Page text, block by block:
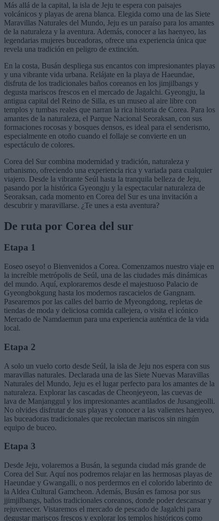
Más allá de la capital, la isla de Jeju te espera con paisajes
volcánicos y playas de arena blanca. Elegida como una de las Siete
Maravillas Naturales del Mundo, Jeju es un paraíso para los amantes
de la naturaleza y la aventura. Además, conocer a las haenyeo, las
legendarias mujeres buceadoras, ofrece una experiencia única que
revela una tradición en peligro de extinción.
En la costa, Busán despliega sus encantos con impresionantes playas
y una vibrante vida urbana. Relájate en la playa de Haeundae,
disfruta de los tradicionales baños coreanos en los jimjilbangs y
degusta mariscos frescos en el mercado de Jagalchi. Gyeongju, la
antigua capital del Reino de Silla, es un museo al aire libre con
templos y tumbas reales que narran la rica historia de Corea. Para los
amantes de la naturaleza, el Parque Nacional Seoraksan, con sus
formaciones rocosas y bosques densos, es ideal para el senderismo,
especialmente en otoño cuando el follaje se convierte en un
espectáculo de colores.
Corea del Sur combina modernidad y tradición, naturaleza y
urbanismo, ofreciendo una experiencia rica y variada para cualquier
viajero. Desde la vibrante Seúl hasta la tranquila belleza de Jeju,
pasando por la histórica Gyeongju y la espectacular naturaleza de
Seoraksan, cada momento en Corea del Sur es una invitación a
descubrir y maravillarse. ¿Te unes a esta aventura?
De ruta por Corea del sur
Etapa 1
Eoseo oseyo! o Bienvenidos a Corea. Comenzamos nuestro viaje en
la increíble metrópolis de Seúl, una de las ciudades más dinámicas
del mundo. Aquí, exploraremos desde el majestuoso Palacio de
Gyeongbokgung hasta los modernos rascacielos de Gangnam.
Pasearemos por las calles del barrio de Myeongdong, repletas de
tiendas de moda y deliciosa comida callejera, o visita el icónico
Mercado de Namdaemun para una experiencia auténtica de la vida
local.
Etapa 2
A solo un vuelo corto desde Seúl, la isla de Jeju nos espera con sus
maravillas naturales. Declarada una de las Siete Nuevas Maravillas
Naturales del Mundo, Jeju es el lugar perfecto para los amantes de la
naturaleza. Explorar las cascadas de Cheonjeyeon, las cuevas de
lava de Manjanggul y los impresionantes acantilados de Jusangjeolli.
No olvides disfrutar de sus playas y conocer a las valientes haenyeo,
las buceadoras tradicionales que recolectan mariscos sin ningún
equipo de buceo.
Etapa 3
Desde Jeju, volaremos a Busán, la segunda ciudad más grande de
Corea del Sur. Aquí nos podremos relajar en las hermosas playas de
Haeundae y Gwangalli, o nos perdermos en el colorido laberinto de
la Aldea Cultural Gamcheon. Además, Busán es famosa por sus
jjimjilbangs, baños tradicionales coreanos, donde poder descansar y
rejuvenecer. Vistaremos el mercado de pescado de Jagalchi para
degustar mariscos frescos y explorar los templos históricos como